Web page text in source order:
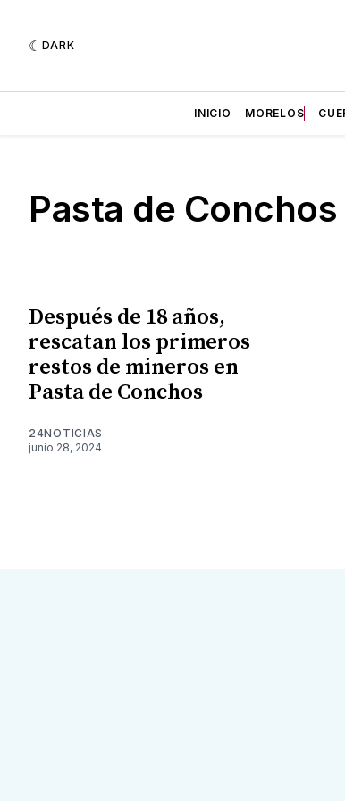
DARK
INICIO MORELOS
Pasta de Conchos
Después de 18 años,
rescatan los primeros
restos de mineros en
Pasta de Conchos
24NOTICIAS
junio 28, 2024